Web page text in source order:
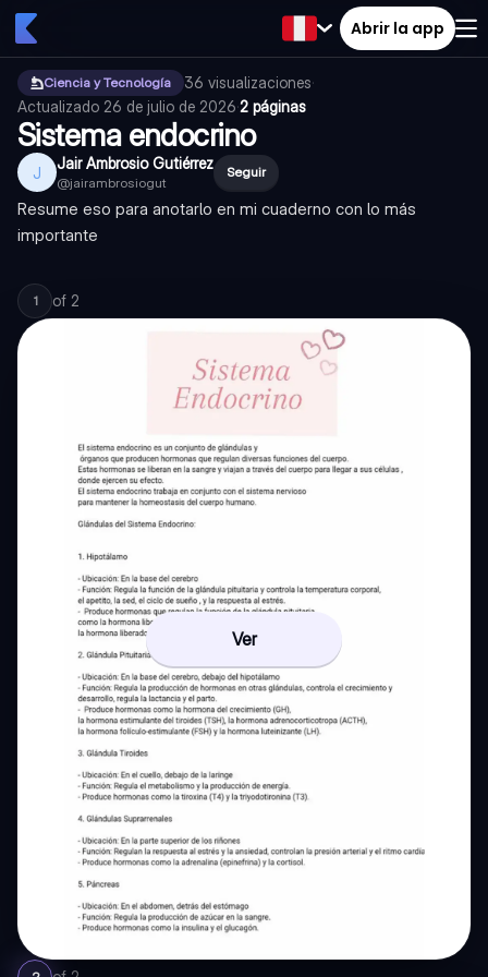
Abrir la app
Ciencia y Tecnología 36 visualizaciones·
Actualizado 26 de julio de 2026·2 páginas
Sistema endocrino
J Jair Ambrosio Gutiérrez
@jairambrosiogut
Seguir
Resume eso para anotarlo en mi cuaderno con lo más
importante
1 of 2
Ver